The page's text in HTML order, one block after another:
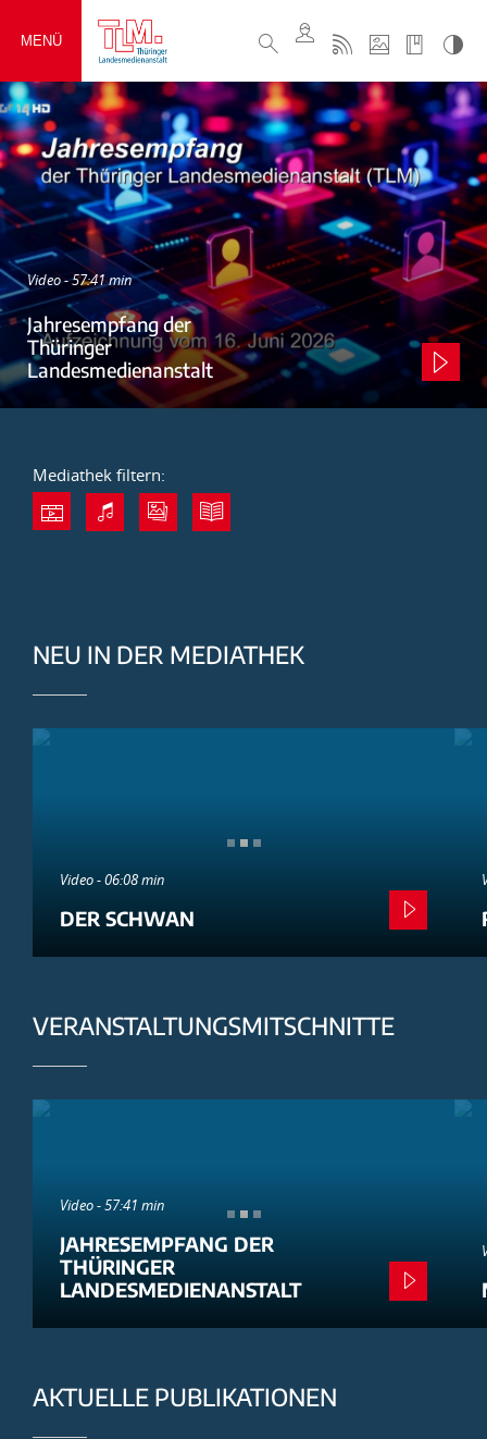
MENÜ
Video - 57:41 min
Jahresempfang der
Thüringer
Landesmedienanstalt
Mediathek filtern:
NEU IN DER MEDIATHEK
Video - 06:08 min
DER SCHWAN
VERANSTALTUNGSMITSCHNITTE
Video - 57:41 min
JAHRESEMPFANG DER
THÜRINGER
LANDESMEDIENANSTALT
AKTUELLE PUBLIKATIONEN